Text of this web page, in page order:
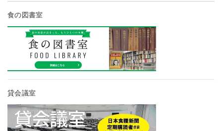
食の図書室
貸会議室